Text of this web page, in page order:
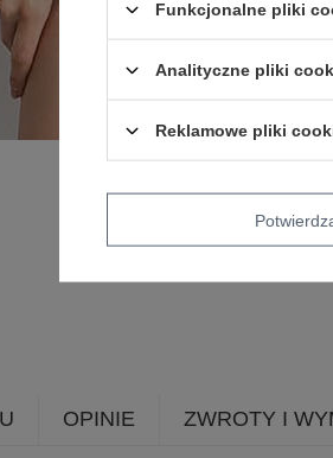
OPINIE ZWROTY I
Funkcjonalne pliki
Analityczne pliki
Reklamowe pliki